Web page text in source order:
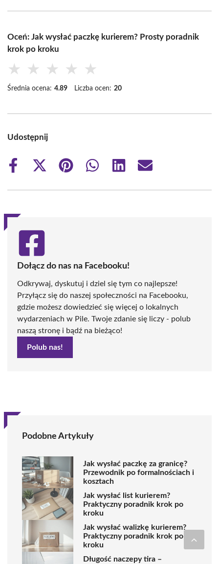
Oceń: Jak wysłać paczkę kurierem? Prosty poradnik
krok po kroku
★ ★ ★ ★ ★
Średnia ocena: 4.89 Liczba ocen: 20
Udostępnij
Share
Share
(Twitter)
Share
Share
Share
Share
Dołącz do nas na Facebooku!
Odkrywaj, dyskutuj i dziel się tym co najlepsze!
Przyłącz się do naszej społeczności na Facebooku,
gdzie możesz dowiedzieć się więcej o lokalnych
wydarzeniach w Pile. Twoje zdanie się liczy - polub
naszą stronę i bądź na bieżąco!
Polub nas!
Podobne Artykuły
Jak wysłać paczkę za granicę?
Przewodnik po formalnościach i
kosztach
Jak wysłać list kurierem?
Praktyczny poradnik krok po
kroku
Jak wysłać walizkę kurierem?
Praktyczny poradnik krok po
kroku
Długość naczepy tira –